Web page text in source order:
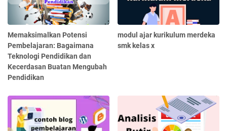
Memaksimalkan Potensi
Pembelajaran: Bagaimana
Teknologi Pendidikan dan
Kecerdasan Buatan Mengubah
Pendidikan
modul ajar kurikulum merdeka
smk kelas x